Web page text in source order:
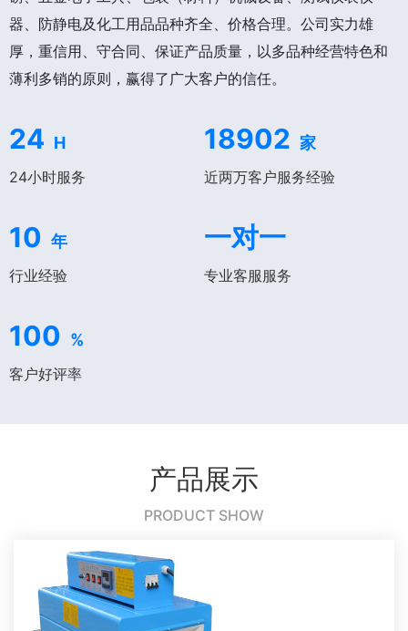
器、防静电及化工用品品种齐全、价格合理。公司实力雄
厚，重信用、守合同、保证产品质量，以多品种经营特色和
薄利多销的原则，赢得了广大客户的信任。
24 H
24小时服务
18902 家
近两万客户服务经验
10 年
行业经验
一对一
专业客服服务
100 %
客户好评率
产品展示
PRODUCT SHOW